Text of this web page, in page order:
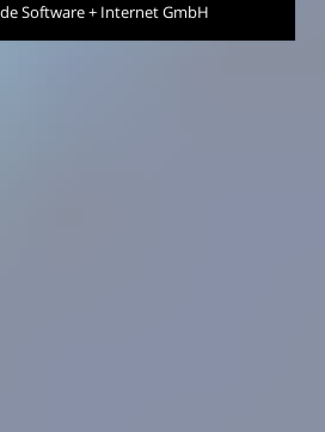
Software + Internet GmbH